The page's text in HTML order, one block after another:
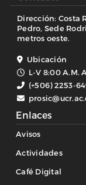
Dirección: Costa
Pedro, Sede
metros oeste.
Ubicación
L-V 8:00 A.M.
(+506) 2253-
Enlaces
Avisos
Actividades
Café Digital